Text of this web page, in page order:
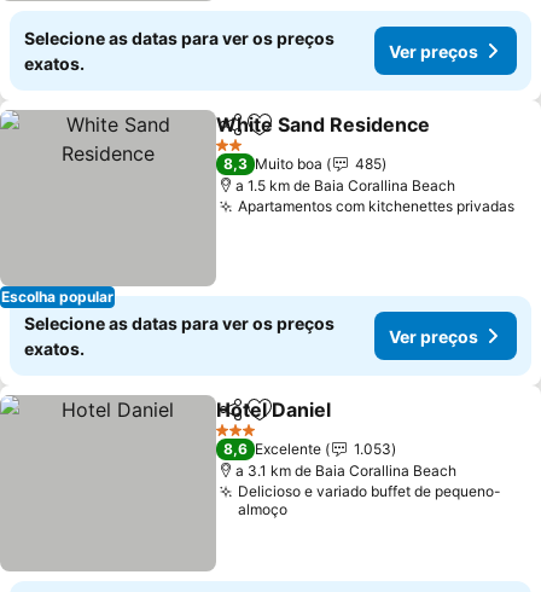
Selecione as datas para ver os preços
exatos.
Ver preços
Escolha popular
PartilharAdicionar aos favoritos
White Sand Residence
2 Estrelas
8,3 Muito boa
485
a 1.5 km de Baia Corallina Beach
Apartamentos com kitchenettes privadas
Selecione as datas para ver os preços
exatos.
Ver preços
PartilharAdicionar aos favoritos
Hotel Daniel
3 Estrelas
8,6 Excelente
1.053
a 3.1 km de Baia Corallina Beach
Delicioso e variado buffet de pequeno-
almoço